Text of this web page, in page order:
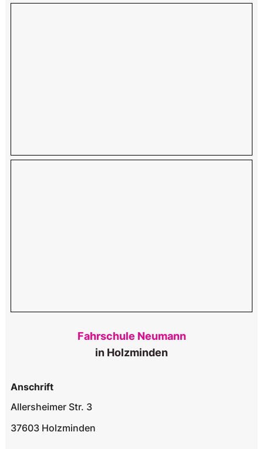
Fahrschule Neumann
in Holzminden
Anschrift
Allersheimer Str. 3
37603 Holzminden